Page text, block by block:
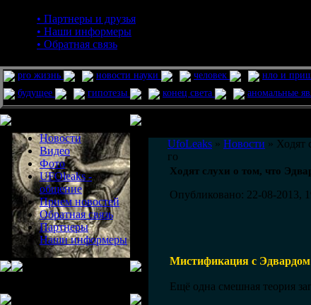
• Партнеры и друзья
• Наши информеры
• Обратная связь
pro жизнь новости науки человек нло и
будущее
гипотезы конец света аномальные
Новости
Видео
Фото
UFOleaks -
общение
Прием новостей
Обратная связь
Партнеры
Наши информеры
UfoLeaks » Новости » Ходят
го
Ходят слухи о том, что
Опубликовано: 22-08-2013,
Мистификация с
Ещё одна смешная теория